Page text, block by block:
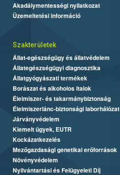
Akadálymentességi nyilatkozat
Üzemeltetési információ
Szakterületek
Állat-egészségügy és állatvédelem
Állategészségügyi diagnosztika
Állatgyógyászati termékek
Borászat és alkoholos italok
Élelmiszer- és takarmánybiztonság
Élelmiszerlánc-biztonsági laborhálózat
Járványvédelem
Kiemelt ügyek, EUTR
Kockázatkezelés
Mezőgazdasági genetikai erőforrások
Növényvédelem
Nyilvántartási és Felügyeleti Díj